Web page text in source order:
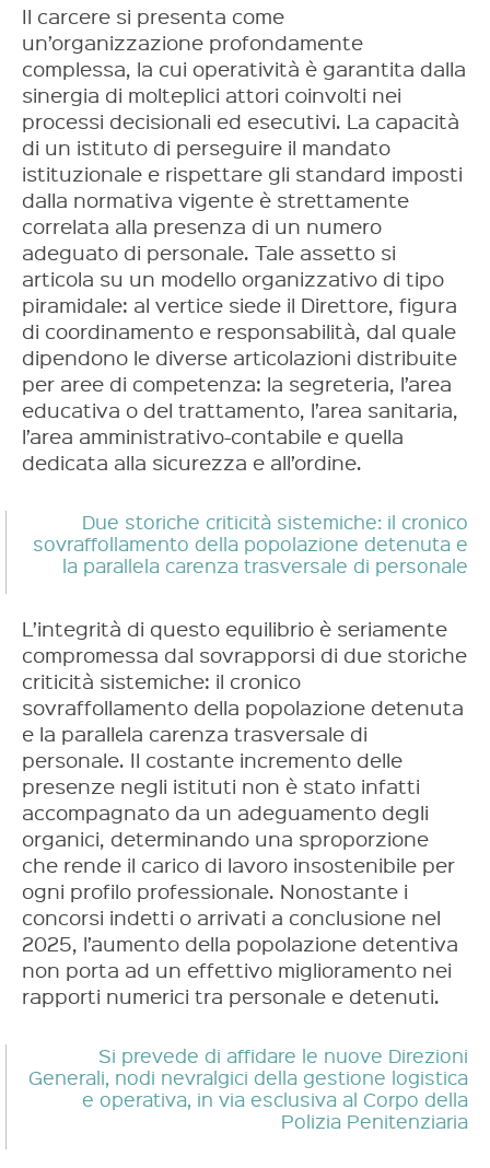
Il carcere si presenta come
un’organizzazione profondamente
complessa, la cui operatività è garantita dalla
sinergia di molteplici attori coinvolti nei
processi decisionali ed esecutivi. La capacità
di un istituto di perseguire il mandato
istituzionale e rispettare gli standard imposti
dalla normativa vigente è strettamente
correlata alla presenza di un numero
adeguato di personale. Tale assetto si
articola su un modello organizzativo di tipo
piramidale: al vertice siede il Direttore, figura
di coordinamento e responsabilità, dal quale
dipendono le diverse articolazioni distribuite
per aree di competenza: la segreteria, l’area
educativa o del trattamento, l’area sanitaria,
l’area amministrativo-contabile e quella
dedicata alla sicurezza e all’ordine.
Due storiche criticità sistemiche: il cronico
sovraffollamento della popolazione detenuta e
la parallela carenza trasversale di personale
L’integrità di questo equilibrio è seriamente
compromessa dal sovrapporsi di due storiche
criticità sistemiche: il cronico
sovraffollamento della popolazione detenuta
e la parallela carenza trasversale di
personale. Il costante incremento delle
presenze negli istituti non è stato infatti
accompagnato da un adeguamento degli
organici, determinando una sproporzione
che rende il carico di lavoro insostenibile per
ogni profilo professionale. Nonostante i
concorsi indetti o arrivati a conclusione nel
2025, l’aumento della popolazione detentiva
non porta ad un effettivo miglioramento nei
rapporti numerici tra personale e detenuti.
Si prevede di affidare le nuove Direzioni
Generali, nodi nevralgici della gestione logistica
e operativa, in via esclusiva al Corpo della
Polizia Penitenziaria